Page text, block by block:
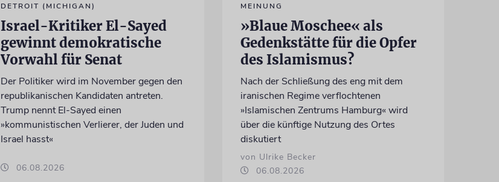
DETROIT (MICHIGAN)
Israel-Kritiker El-Sayed
gewinnt demokratische
Vorwahl für Senat
Der Politiker wird im November gegen den
republikanischen Kandidaten antreten.
Trump nennt El-Sayed einen
»kommunistischen Verlierer, der Juden und
Israel hasst«
06.08.2026
MEINUNG
»Blaue Moschee« als
Gedenkstätte für die Opfer
des Islamismus?
Nach der Schließung des eng mit dem
iranischen Regime verflochtenen
»Islamischen Zentrums Hamburg« wird
über die künftige Nutzung des Ortes
diskutiert
von Ulrike Becker
06.08.2026